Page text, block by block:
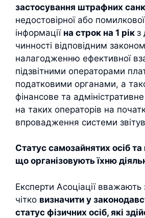
застосування штрафних
недостовірної або помилкової
інформації на строк на 1 рік з
чинності відповідним
налагодженню ефективної
підзвітними операторами
податковими органами, а
фінансове та
на таких операторів на
впровадження системи
Статус самозайнятих осіб
що організовують їхню
Експерти Асоціації вважають
чітко визначити у
статус фізичних осіб, які